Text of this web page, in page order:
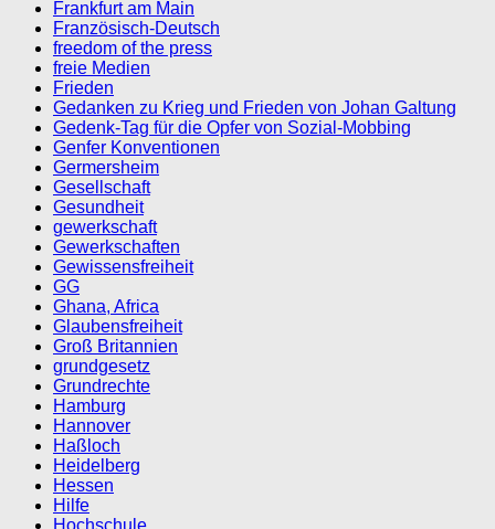
Frankfurt am Main
Französisch-Deutsch
freedom of the press
freie Medien
Frieden
Gedanken zu Krieg und Frieden von Johan Galtung
Gedenk-Tag für die Opfer von Sozial-Mobbing
Genfer Konventionen
Germersheim
Gesellschaft
Gesundheit
gewerkschaft
Gewerkschaften
Gewissensfreiheit
GG
Ghana, Africa
Glaubensfreiheit
Groß Britannien
grundgesetz
Grundrechte
Hamburg
Hannover
Haßloch
Heidelberg
Hessen
Hilfe
Hochschule